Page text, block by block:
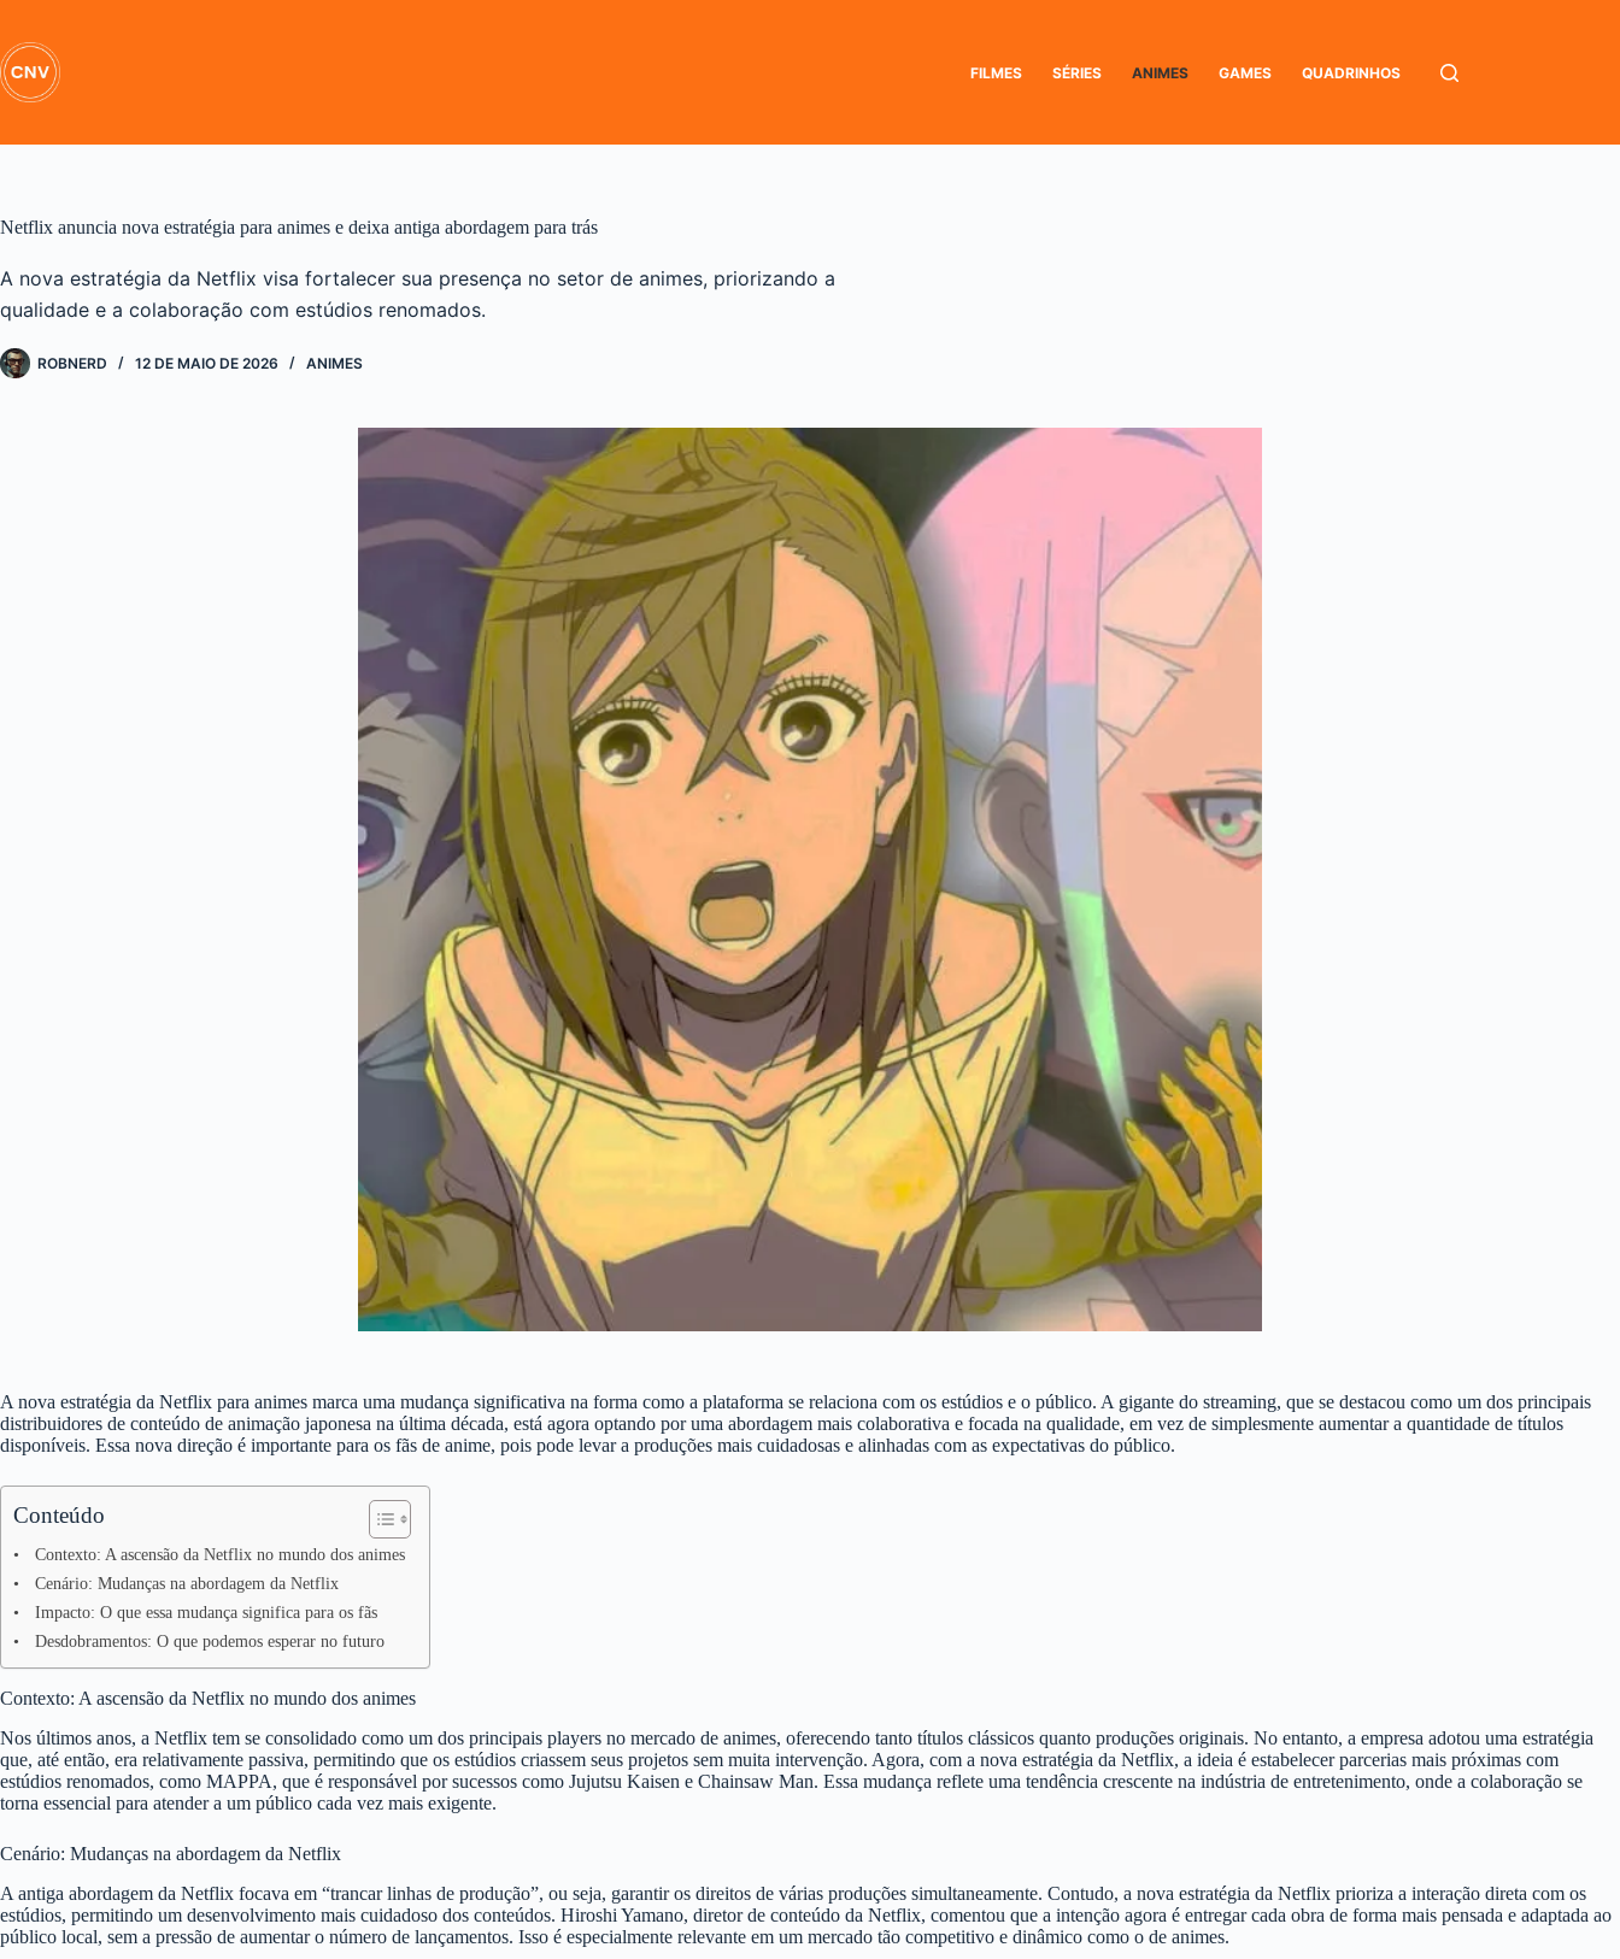
o
conteúdo
FILMES SÉRIES ANIMES GAMES QUADRINHOS
Netflix anuncia nova estratégia para animes e deixa antiga abordagem para trás
A nova estratégia da Netflix visa fortalecer sua presença no setor de animes, priorizando a
qualidade e a colaboração com estúdios renomados.
ROBNERD 12 DE MAIO DE 2026 ANIMES
A nova estratégia da Netflix para animes marca uma mudança significativa na forma como a plataforma se relaciona com os estúdios e o público. A gigante do streaming, que se destacou como um dos principais
distribuidores de conteúdo de animação japonesa na última década, está agora optando por uma abordagem mais colaborativa e focada na qualidade, em vez de simplesmente aumentar a quantidade de títulos
disponíveis. Essa nova direção é importante para os fãs de anime, pois pode levar a produções mais cuidadosas e alinhadas com as expectativas do público.
Conteúdo
Contexto: A ascensão da Netflix no mundo dos animes
Cenário: Mudanças na abordagem da Netflix
Impacto: O que essa mudança significa para os fãs
Desdobramentos: O que podemos esperar no futuro
Contexto: A ascensão da Netflix no mundo dos animes
Nos últimos anos, a Netflix tem se consolidado como um dos principais players no mercado de animes, oferecendo tanto títulos clássicos quanto produções originais. No entanto, a empresa adotou uma estratégia
que, até então, era relativamente passiva, permitindo que os estúdios criassem seus projetos sem muita intervenção. Agora, com a nova estratégia da Netflix, a ideia é estabelecer parcerias mais próximas com
estúdios renomados, como MAPPA, que é responsável por sucessos como Jujutsu Kaisen e Chainsaw Man. Essa mudança reflete uma tendência crescente na indústria de entretenimento, onde a colaboração se
torna essencial para atender a um público cada vez mais exigente.
Cenário: Mudanças na abordagem da Netflix
A antiga abordagem da Netflix focava em “trancar linhas de produção”, ou seja, garantir os direitos de várias produções simultaneamente. Contudo, a nova estratégia da Netflix prioriza a interação direta com os
estúdios, permitindo um desenvolvimento mais cuidadoso dos conteúdos. Hiroshi Yamano, diretor de conteúdo da Netflix, comentou que a intenção agora é entregar cada obra de forma mais pensada e adaptada ao
público local, sem a pressão de aumentar o número de lançamentos. Isso é especialmente relevante em um mercado tão competitivo e dinâmico como o de animes.